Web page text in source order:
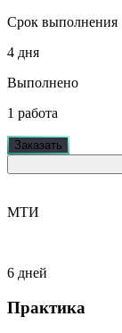
Срок выполнения
4 дня
Выполнено
1 работа
Заказать
МТИ
6 дней
Практика